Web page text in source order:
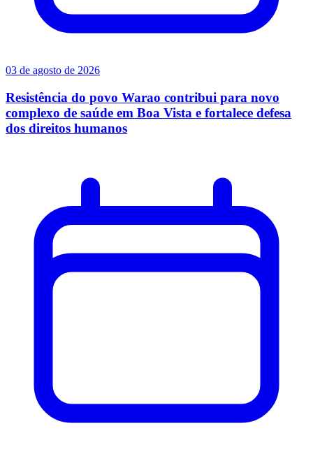
03 de agosto de 2026
Resistência do povo Warao contribui para novo
complexo de saúde em Boa Vista e fortalece defesa
dos direitos humanos